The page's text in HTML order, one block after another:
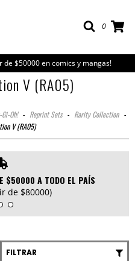
0
de $50000 en comics y mangas!
V (RA05)
Gi-Oh! - Reprint Sets - Rarity Collection -
V (RA05)
$50000 A TODO EL PAÍS
de $80000)
FILTRAR